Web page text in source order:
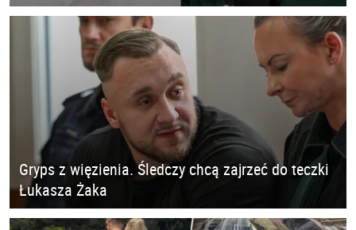
Gryps z więzienia. Śledczy chcą zajrzeć do teczki
Łukasza Żaka